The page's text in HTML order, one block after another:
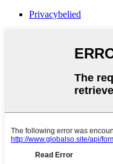
Privacybelied